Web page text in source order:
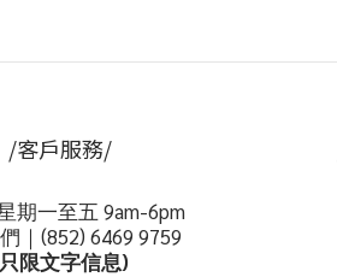
/客戶服務/
期一至五 9am-6pm
｜(852) 6469 9759
限文字信息)